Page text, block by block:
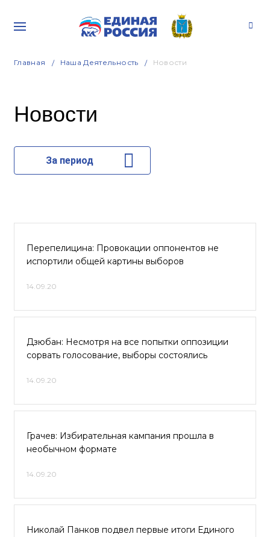
Главная Наша Деятельность Новости
Новости
За период
Перепелицина: Провокации оппонентов не
испортили общей картины выборов
14.09.20
Дзюбан: Несмотря на все попытки оппозиции
сорвать голосование, выборы состоялись
14.09.20
Грачев: Избирательная кампания прошла в
необычном формате
14.09.20
Николай Панков подвел первые итоги Единого